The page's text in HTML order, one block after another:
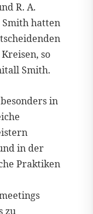
R. A.
Smith hatten
so
Smith.
in
in der
Praktiken
zu